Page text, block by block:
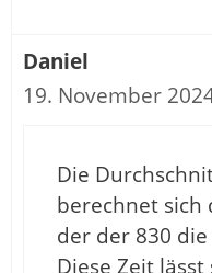
Daniel
19. November
Die
berechnet sich
der der 830
Diese Zeit